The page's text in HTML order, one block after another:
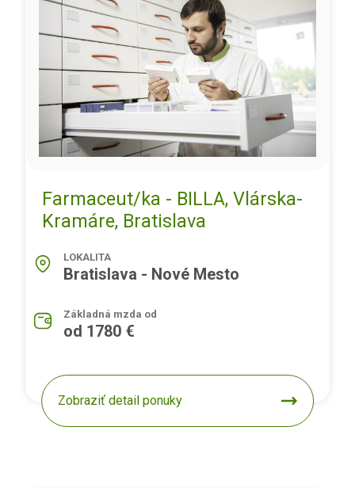
Farmaceut/ka - BILLA, Vlárska-
Kramáre, Bratislava
LOKALITA
Bratislava - Nové Mesto
Základná mzda od
od 1780 €
Zobraziť detail ponuky